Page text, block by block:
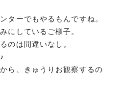
ターでもやるもんですね。
にしているご様子。
のは間違いなし。
ら、きゅうりお観察するの